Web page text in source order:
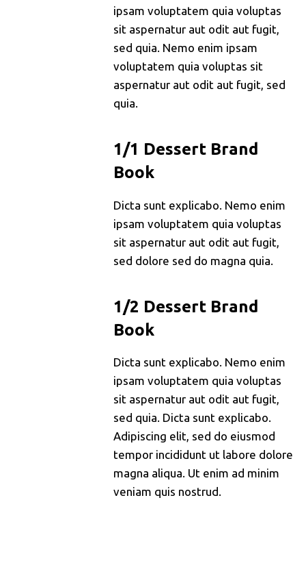
ipsam voluptatem quia voluptas
sit aspernatur aut odit aut fugit,
sed quia. Nemo enim ipsam
voluptatem quia voluptas sit
aspernatur aut odit aut fugit, sed
quia.
1/1 Dessert Brand
Book
Dicta sunt explicabo. Nemo enim
ipsam voluptatem quia voluptas
sit aspernatur aut odit aut fugit,
sed dolore sed do magna quia.
1/2 Dessert Brand
Book
Dicta sunt explicabo. Nemo enim
ipsam voluptatem quia voluptas
sit aspernatur aut odit aut fugit,
sed quia. Dicta sunt explicabo.
Adipiscing elit, sed do eiusmod
tempor incididunt ut labore dolore
magna aliqua. Ut enim ad minim
veniam quis nostrud.